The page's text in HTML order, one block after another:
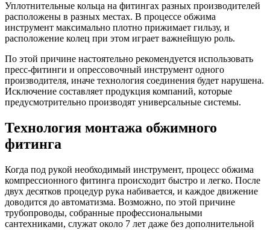
Уплотнительные кольца на фитингах разных производителей
расположены в разных местах. В процессе обжима
инструмент максимально плотно прижимает гильзу, и
расположение колец при этом играет важнейшую роль.
По этой причине настоятельно рекомендуется использовать
пресс-фитинги и опрессовочный инструмент одного
производителя, иначе технология соединения будет нарушена.
Исключение составляет продукция компаний, которые
предусмотрительно производят универсальные системы.
Технология монтажа обжимного
фитинга
Когда под рукой необходимый инструмент, процесс обжима
компрессионного фитинга происходит быстро и легко. После
двух десятков процедур рука набивается, и каждое движение
доводится до автоматизма. Возможно, по этой причине
трубопроводы, собранные профессиональными
сантехниками, служат около 7 лет даже без дополнительной